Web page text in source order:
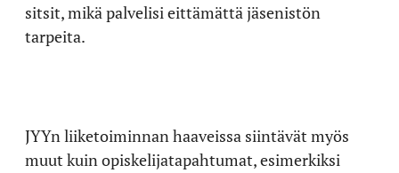
sitsit, mikä palvelisi eittämättä jäsenistön
tarpeita.
JYYn liiketoiminnan haaveissa siintävät myös
muut kuin opiskelijatapahtumat, esimerkiksi